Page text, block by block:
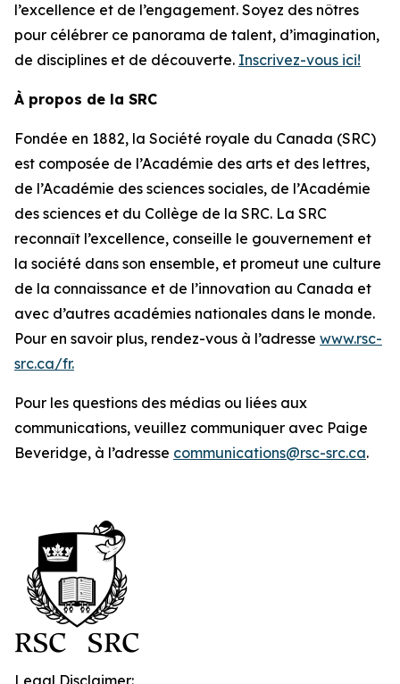
l’excellence et de l’engagement. Soyez des nôtres
pour célébrer ce panorama de talent, d’imagination,
de disciplines et de découverte. Inscrivez-vous ici!
À propos de la SRC
Fondée en 1882, la Société royale du Canada (SRC)
est composée de l’Académie des arts et des lettres,
de l’Académie des sciences sociales, de l’Académie
des sciences et du Collège de la SRC. La SRC
reconnaît l’excellence, conseille le gouvernement et
la société dans son ensemble, et promeut une culture
de la connaissance et de l’innovation au Canada et
avec d’autres académies nationales dans le monde.
Pour en savoir plus, rendez-vous à l’adresse www.rsc-
src.ca/fr.
Pour les questions des médias ou liées aux
communications, veuillez communiquer avec Paige
Beveridge, à l’adresse communications@rsc-src.ca.
Legal Disclaimer: